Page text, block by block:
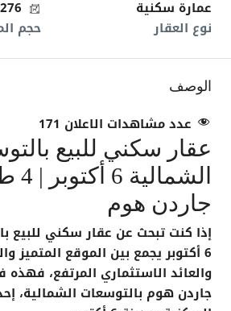
عمارة سكنية
نوع العقار
276
حجم
الوصف
عدد مشاهدات الاعلان 171
عقار سكني للبيع
جاردن هوم
إذا كنت تبحث عن عقار سكني للبيع
6 أكتوبر
يجمع بين الموقع المتميز
والعائد الاستثماري المرتفع،
جاردن هوم بالتوسعات الشمالية،